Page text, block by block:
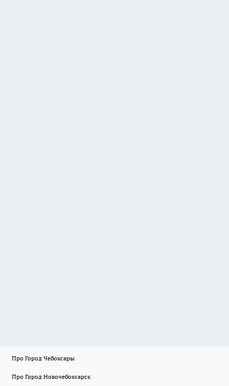
Про Город Чебоксары
Про Город Новочебоксарск